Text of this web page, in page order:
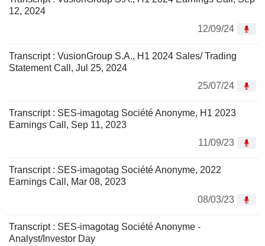
12, 2024
12/09/24
Transcript : VusionGroup S.A., H1 2024 Sales/ Trading
Statement Call, Jul 25, 2024
25/07/24
Transcript : SES-imagotag Société Anonyme, H1 2023
Earnings Call, Sep 11, 2023
11/09/23
Transcript : SES-imagotag Société Anonyme, 2022
Earnings Call, Mar 08, 2023
08/03/23
Transcript : SES-imagotag Société Anonyme -
Analyst/Investor Day